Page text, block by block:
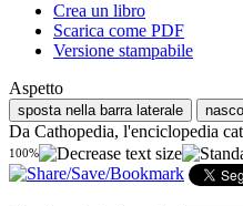
Crea un libro
Scarica come PDF
Versione stampabile
Aspetto
sposta nella barra laterale
Da Cathopedia, l'enciclopedia
100%